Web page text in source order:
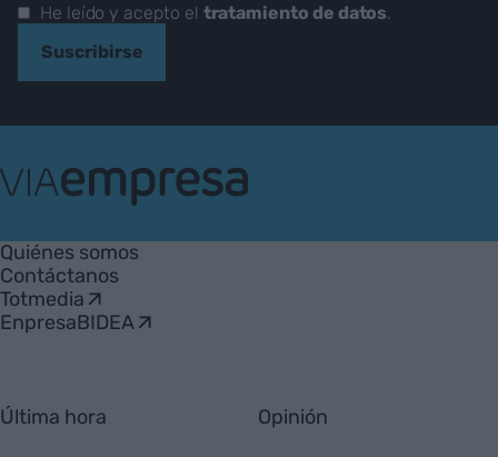
He leído y acepto el tratamiento de datos
Suscribirse
Empresa
Quiénes somos
Contáctanos
Totmedia
EnpresaBIDEA
Última hora Opinión